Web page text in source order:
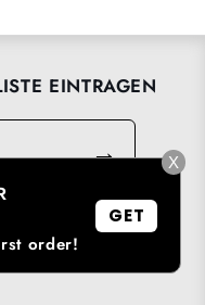
EINTRAGEN
→ X
order!
GET